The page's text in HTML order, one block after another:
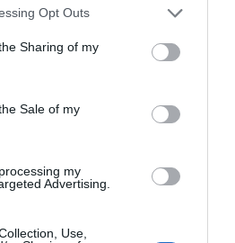
app uses one or more Google
usage behaviour. You may click to
and its third-party tags to
purposes in below Google
Opt Outs
Sharing of my
Sale of my
my
Advertising.
Use,